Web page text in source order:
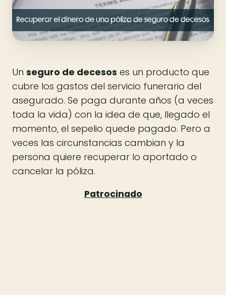
Un seguro de decesos es un producto que
cubre los gastos del servicio funerario del
asegurado. Se paga durante años (a veces
toda la vida) con la idea de que, llegado el
momento, el sepelio quede pagado. Pero a
veces las circunstancias cambian y la
persona quiere recuperar lo aportado o
cancelar la póliza.